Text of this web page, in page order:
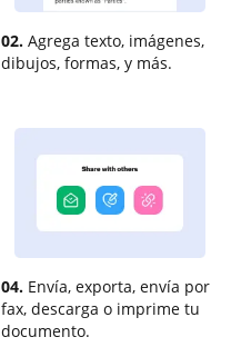
02. Agrega texto, imágenes,
dibujos, formas, y más.
04. Envía, exporta, envía por
fax, descarga o imprime tu
documento.